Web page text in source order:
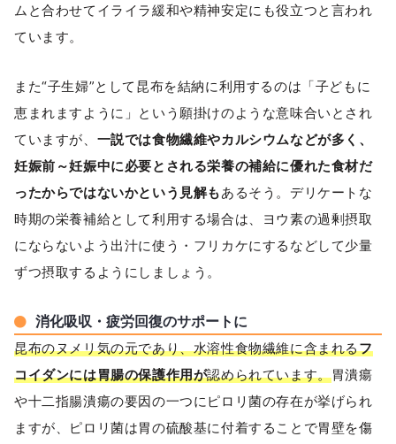
ムと合わせてイライラ緩和や精神安定にも役立つと言われ
ています。
また“子生婦”として昆布を結納に利用するのは「子どもに
恵まれますように」という願掛けのような意味合いとされ
ていますが、 一説では食物繊維やカルシウムなどが多く、
妊娠前～妊娠中に必要とされる栄養の補給に優れた食材だ
ったからではないかという見解もあるそう。デリケートな
時期の栄養補給として利用する場合は、ヨウ素の過剰摂取
にならないよう出汁に使う・フリカケにするなどして少量
ずつ摂取するようにしましょう。
消化吸収・疲労回復のサポートに
昆布のヌメリ気の元であり、水溶性食物繊維に含まれるフ
コイダンには胃腸の保護作用が認められています。胃潰瘍
や十二指腸潰瘍の要因の一つにピロリ菌の存在が挙げられ
ますが、ピロリ菌は胃の硫酸基に付着することで胃壁を傷